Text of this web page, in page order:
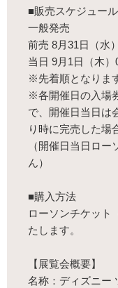
■販売スケジュール
一般発売
前売 8月31日（水
当日 9月1日（木）
※先着順となりま
※各開催日の入場
で、開催日当日は
り時に完売した場
（開催日当日ロ
ん）
■購入方法
ローソンチケット
たします。
【展覧会概要】
名称：ディズニー